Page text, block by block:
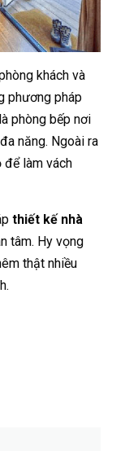
khách và
phương pháp
phòng bếp nơi
năng. Ngoài ra
để làm vách
thiết kế nhà
tâm. Hy vọng
thật nhiều